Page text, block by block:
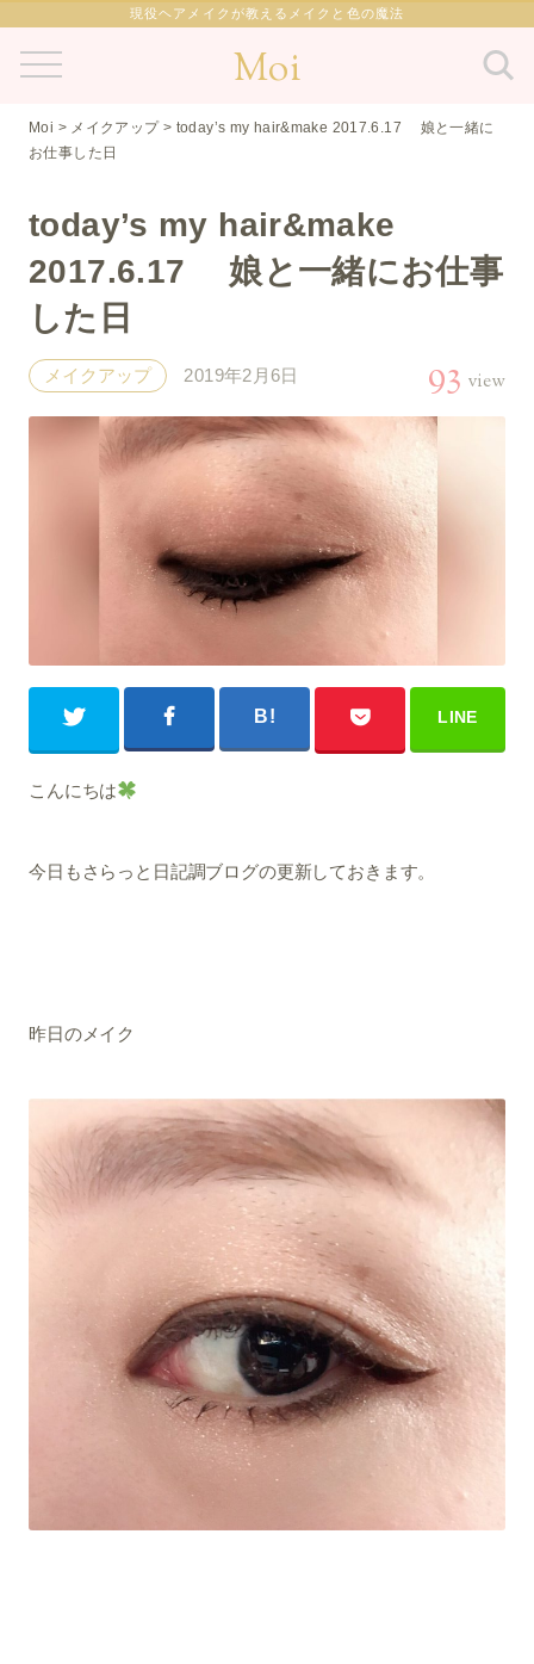
現役ヘアメイクが教えるメイクと色の魔法
Moi
Moi > メイクアップ> today’s my hair&make 2017.6.17 娘と一緒に
お仕事した日
today’s my hair&make
2017.6.17 娘と一緒にお仕事
した日
メイクアップ 2019年2月6日 93 view
こんにちは
今日もさらっと日記調ブログの更新しておきます。
昨日のメイク